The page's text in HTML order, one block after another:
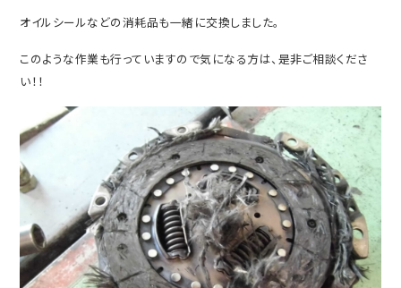
オイルシールなどの消耗品も一緒に交換しました。
このような作業も行っていますので気になる方は、是非ご相談くださ
い！！